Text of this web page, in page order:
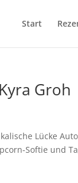
Start
Groh
Lücke
Softie und